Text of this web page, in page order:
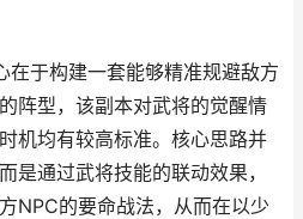
在于构建一套能够精准规避敌方
阵型，该副本对武将的觉醒情
机均有较高标准。核心思路并
是通过武将技能的联动效果，
NPC的要命战法，从而在以少